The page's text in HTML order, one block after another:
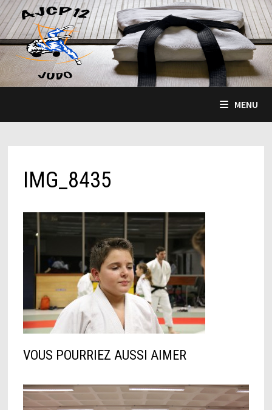
Passer
au
contenu
MENU
IMG_8435
VOUS POURRIEZ AUSSI AIMER